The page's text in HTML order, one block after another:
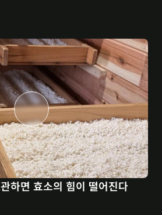
하면 효소의 힘이 떨어진다